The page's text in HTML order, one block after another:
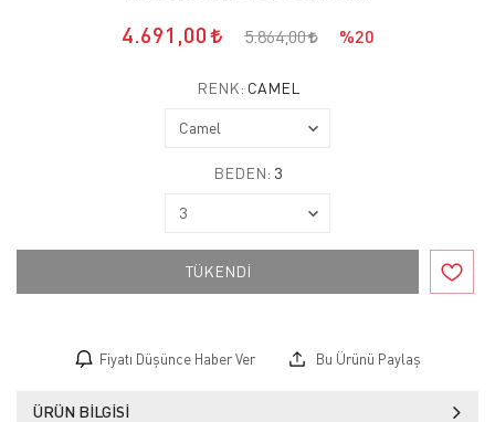
4.691,00 5.864,00 %20
RENK: CAMEL
BEDEN: 3
TÜKENDİ
Fiyatı Düşünce Haber Ver Bu Ürünü Paylaş
ÜRÜN BILGISI